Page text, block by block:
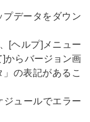
プデータをダウン
[ヘルプ]メニュー
からバージョン画
の表記があるこ
ュールでエラー